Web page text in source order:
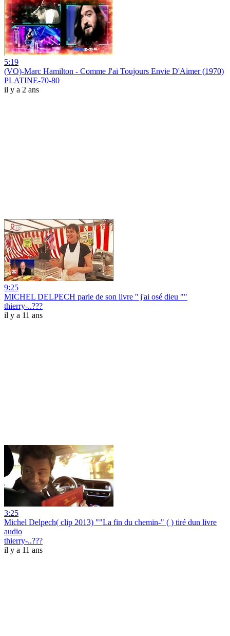
5:19
(VO)-Marc Hamilton - Comme J'ai Toujours Envie D'Aimer (1970)
PLATINE-70-80
il y a 2 ans
9:25
MICHEL DELPECH parle de son livre '' j'ai osé dieu ""
thierry-..???
il y a 11 ans
3:25
Michel Delpech( clip 2013) ""La fin du chemin-" ( ) tiré dun livre
audio
thierry-..???
il y a 11 ans